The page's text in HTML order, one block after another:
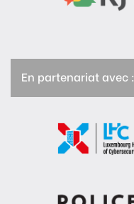
En partenariat avec :